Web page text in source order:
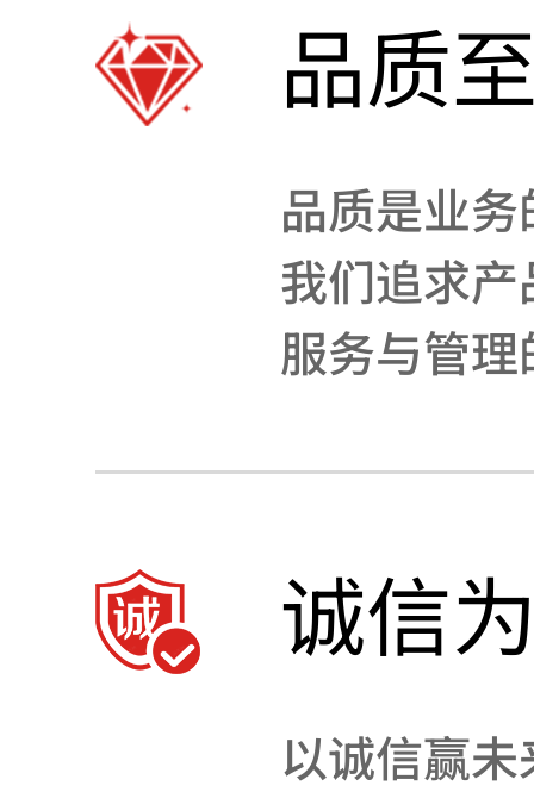
品质
品质是业
我们追求
服务与管
诚信
以诚信赢